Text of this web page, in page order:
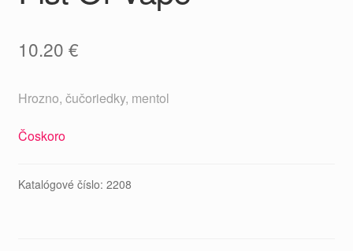
10.20 €
Hrozno, čučoriedky, mentol
Čoskoro
Katalógové číslo: 2208